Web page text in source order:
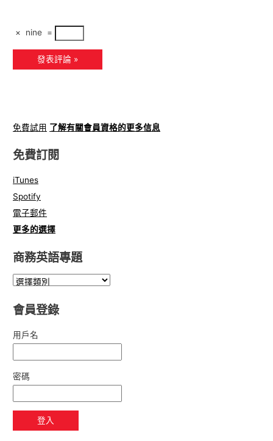
× nine =
免費試用 了解有關會員資格的更多信息
免費訂閱
iTunes
Spotify
電子郵件
更多的選擇
商務英語專題
會員登錄
用戶名
密碼